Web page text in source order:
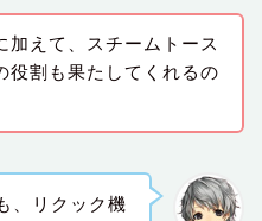
加えて、スチームトース
役割も果たしてくれるの
、リクック機